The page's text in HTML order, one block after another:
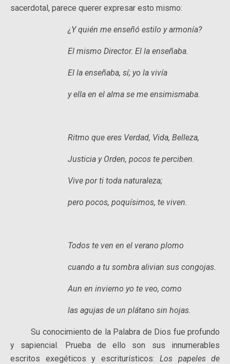
sacerdotal, parece querer expresar esto mismo:
¿Y quién me enseñó estilo y armonía?
El mismo Director. El la enseñaba.
El la enseñaba, sí; yo la vivía
y ella en el alma se me ensimismaba.
Ritmo que eres Verdad, Vida, Belleza,
Justicia y Orden, pocos te perciben.
Vive por ti toda naturaleza;
pero pocos, poquísimos, te viven.
Todos te ven en el verano plomo
cuando a tu sombra alivian sus congojas.
Aun en invierno yo te veo, como
las agujas de un plátano sin hojas.
Su conocimiento de la Palabra de Dios fue profundo
y sapiencial. Prueba de ello son sus innumerables
escritos exegéticos y escriturísticos: Los papeles de